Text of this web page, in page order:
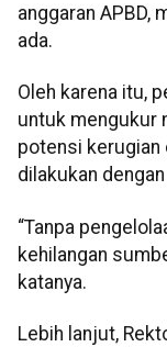
anggaran APBD,
ada.
Oleh karena itu,
untuk mengukur
potensi kerugian
dilakukan
“Tanpa
kehilangan
katanya.
Lebih lanjut,